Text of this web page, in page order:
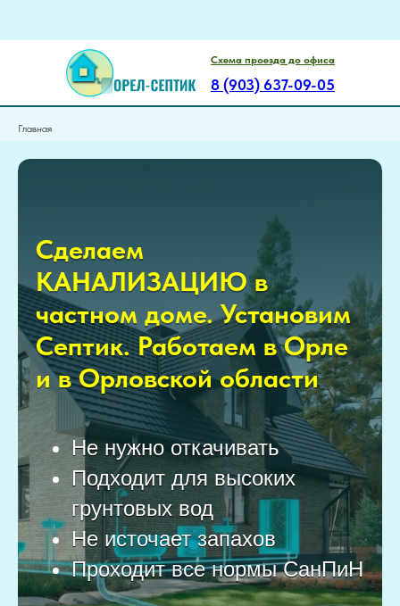
8 (903) 637-09-05
Схема проезда до офиса
Главная
Сделаем
КАНАЛИЗАЦИЮ в
частном доме. Установим
Септик. Работаем в Орле
и в Орловской области
Не нужно откачивать
Подходит для высоких
грунтовых вод
Не источает запахов
Проходит все нормы СанПиН